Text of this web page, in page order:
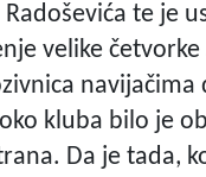
te je
velike četvorke
navijačima
kluba bilo je
Da je tada,